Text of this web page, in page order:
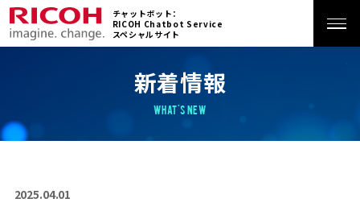
チャットボット：
RICOH Chatbot Service
スペシャルサイト
ホーム
新着情報
What's New
2025.04.01